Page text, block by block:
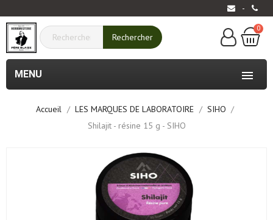
-
0
Rechercher

MENU
Accueil LES MARQUES DE LABORATOIRE
SIHO
Shilajit - résine 15 g - SIHO